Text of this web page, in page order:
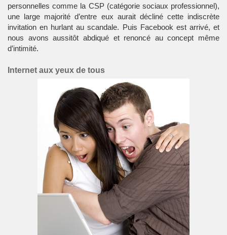
personnelles comme la CSP (catégorie sociaux professionnel),
une large majorité d’entre eux aurait décliné cette indiscrète
invitation en hurlant au scandale. Puis Facebook est arrivé, et
nous avons aussitôt abdiqué et renoncé au concept même
d’intimité.
Internet aux yeux de tous